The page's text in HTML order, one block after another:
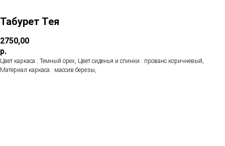
Табурет Тея
2750,00
р.
Цвет каркаса : Темный орех, Цвет сиденья и спинки : прованс коричневый,
Материал каркаса : массив березы,